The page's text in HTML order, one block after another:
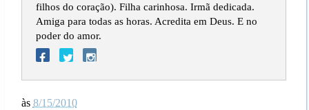
filhos do coração). Filha carinhosa. Irmã dedicada.
Amiga para todas as horas. Acredita em Deus. E no
poder do amor.
às 8/15/2010